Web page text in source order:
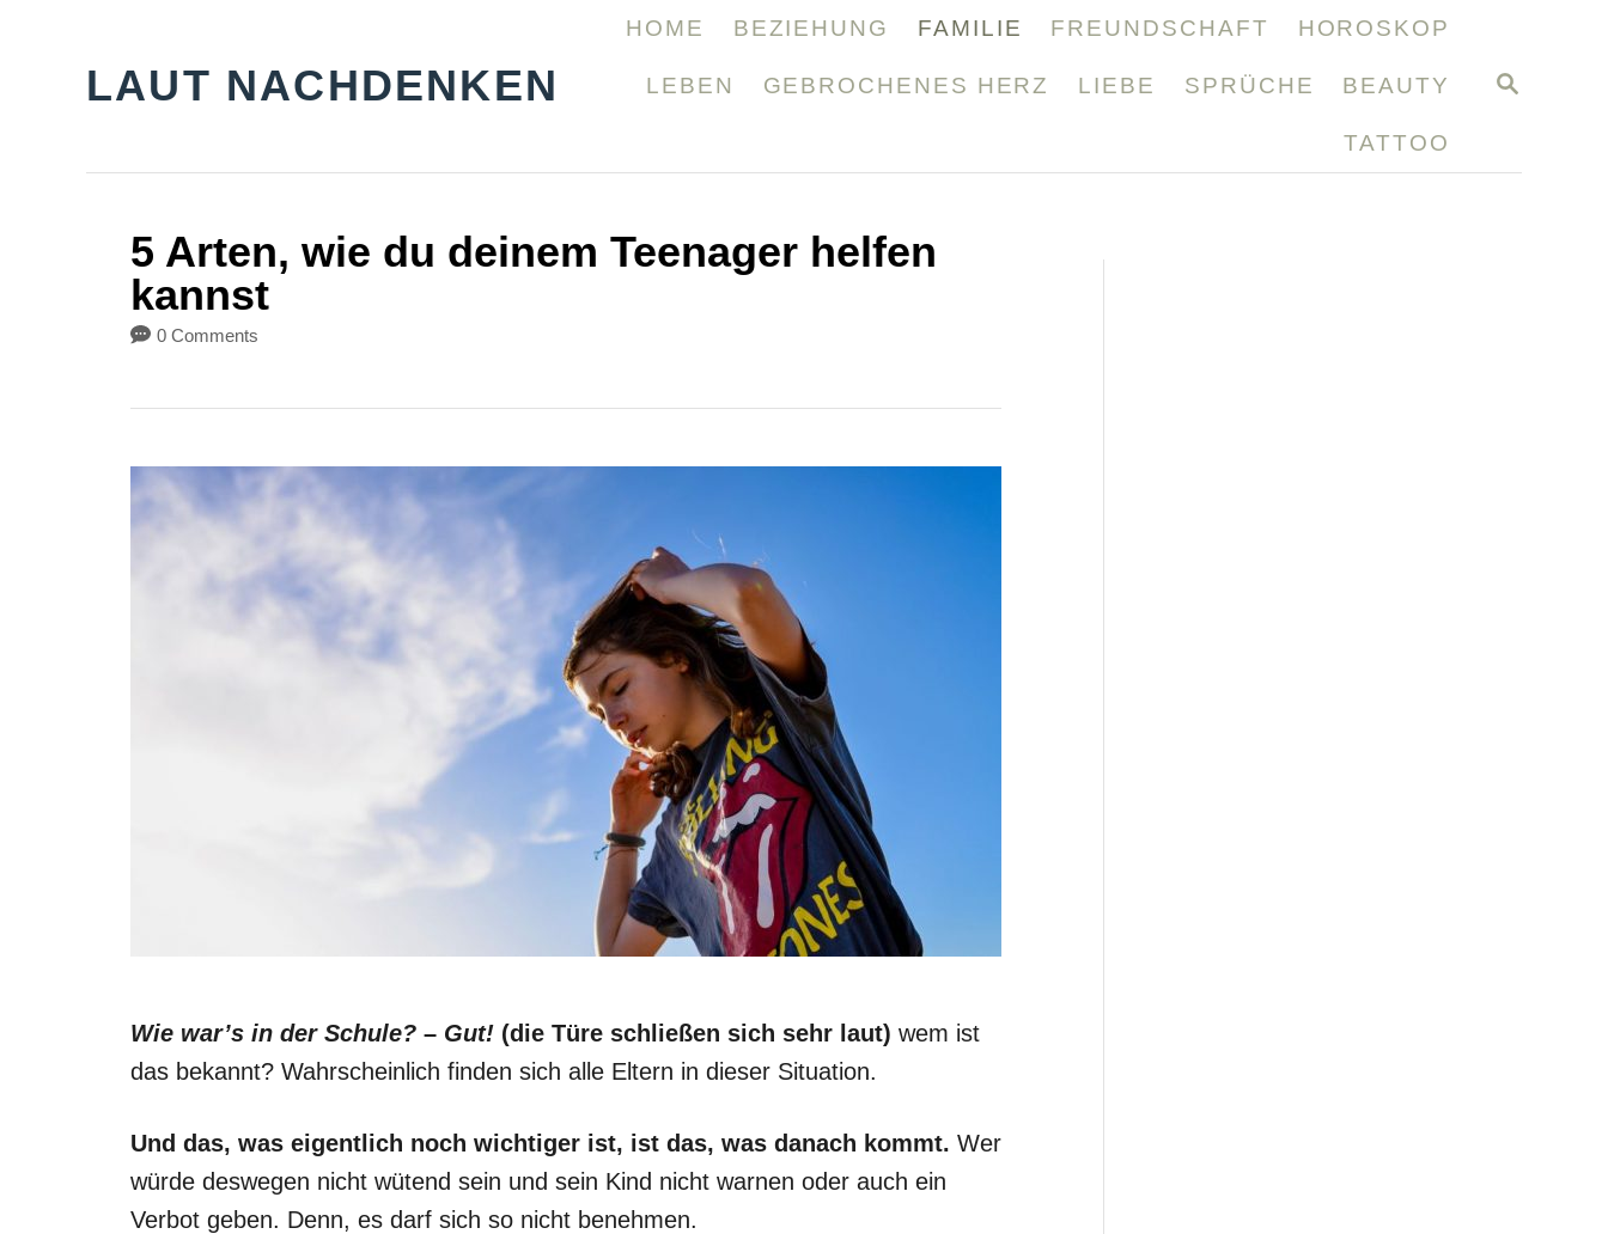
S
LAUT NACHDENKEN
HOME BEZIEHUNG FAMILIE FREUNDSCHAFT HOROSKOP
LEBEN GEBROCHENES HERZ LIEBE SPRÜCHE BEAUTY
TATTOO
5 Arten, wie du deinem Teenager helfen
kannst
0 Comments
Wie war’s in der Schule? – Gut! (die Türe schließen sich sehr laut) wem ist
das bekannt? Wahrscheinlich finden sich alle Eltern in dieser Situation.
Und das, was eigentlich noch wichtiger ist, ist das, was danach kommt. Wer
würde deswegen nicht wütend sein und sein Kind nicht warnen oder auch ein
Verbot geben. Denn, es darf sich so nicht benehmen.